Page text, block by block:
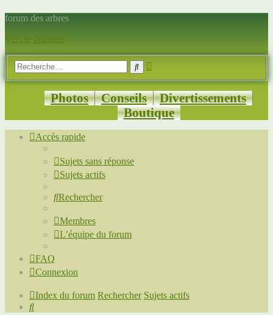
forum des arbres
Vers le contenu
Rechercher
Photos Conseils
Divertissements
Boutique
Accès rapide
Sujets sans réponse
Sujets actifs
Rechercher
Membres
L’équipe du forum
FAQ
Connexion
Index du forum Rechercher Sujets actifs
Rechercher